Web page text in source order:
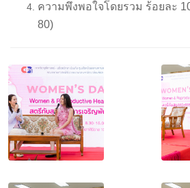
ความพึงพอใจโดยรวม ร้อยละ
80)